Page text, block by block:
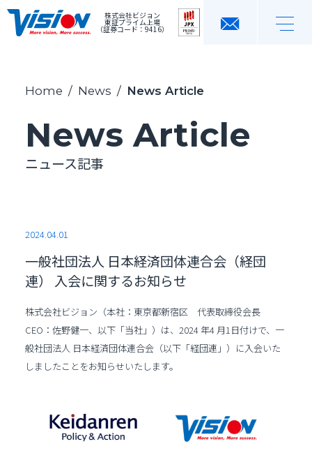
株式会社ビジョン
東証プライム上場
（証券コード：9416）
Home / News / News Article
News Article
ニュース記事
2024.04.01
一般社団法人 日本経済団体連合会（経団
連） 入会に関するお知らせ
株式会社ビジョン（本社：東京都新宿区 代表取締役会長
CEO：佐野健一、以下「当社」）は、2024 年4 月1日付けで、一
般社団法人 日本経済団体連合会（以下「経団連」）に入会いた
しましたことをお知らせいたします。